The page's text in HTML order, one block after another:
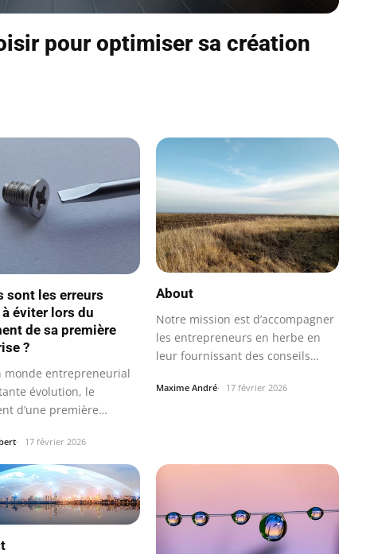
pour optimiser sa création
sont les erreurs
éviter lors du
de sa première
?
monde entrepreneurial
évolution, le
d’une première
17 février 2026
About
Notre mission est d’accompagner
les entrepreneurs en herbe en
leur fournissant des conseils…
Maxime André 17 février 2026